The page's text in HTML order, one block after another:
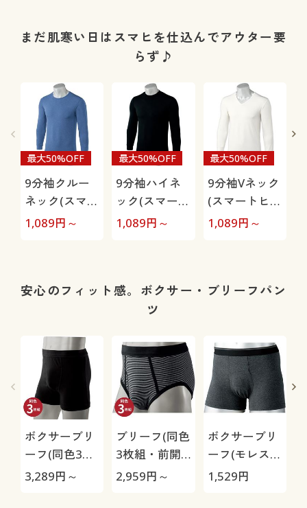
まだ肌寒い日はスマヒを仕込んでアウター要
らず♪
9分袖クルー
ネック(スマー
トヒート®)/
臭・吸汗速乾
最大50%OFF
1,089円～
9分袖ハイネ
ック(スマート
ヒート®)/吸
臭・吸汗速乾
最大50%OFF
1,089円～
9分袖Vネック
(スマートヒー
ト®)
最大50%OFF
1,089円～
安心のフィット感。ボクサー・ブリーフパン
ツ
ボクサーブリ
ーフ(同色3枚
組・前開き)
3,289円～
ブリーフ(同色
3枚組・前開
き)(抗菌防臭)
2,959円～
ボクサーブリ
ーフ(モレスキ
ュー)(吸水・
1,529円